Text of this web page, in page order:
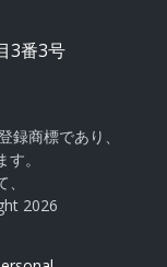
3番3号
商標であり、
。
2026